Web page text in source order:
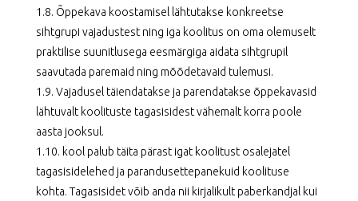
1.8. Õppekava koostamisel lähtutakse konkreetse
sihtgrupi vajadustest ning iga koolitus on oma olemuselt
praktilise suunitlusega eesmärgiga aidata sihtgrupil
saavutada paremaid ning mõõdetavaid tulemusi.
1.9. Vajadusel täiendatakse ja parendatakse õppekavasid
lähtuvalt koolituste tagasisidest vähemalt korra poole
aasta jooksul.
1.10. kool palub täita pärast igat koolitust osalejatel
tagasisidelehed ja parandusettepanekuid koolituse
kohta. Tagasisidet võib anda nii kirjalikult paberkandjal kui